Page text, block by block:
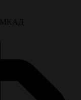
МКАД